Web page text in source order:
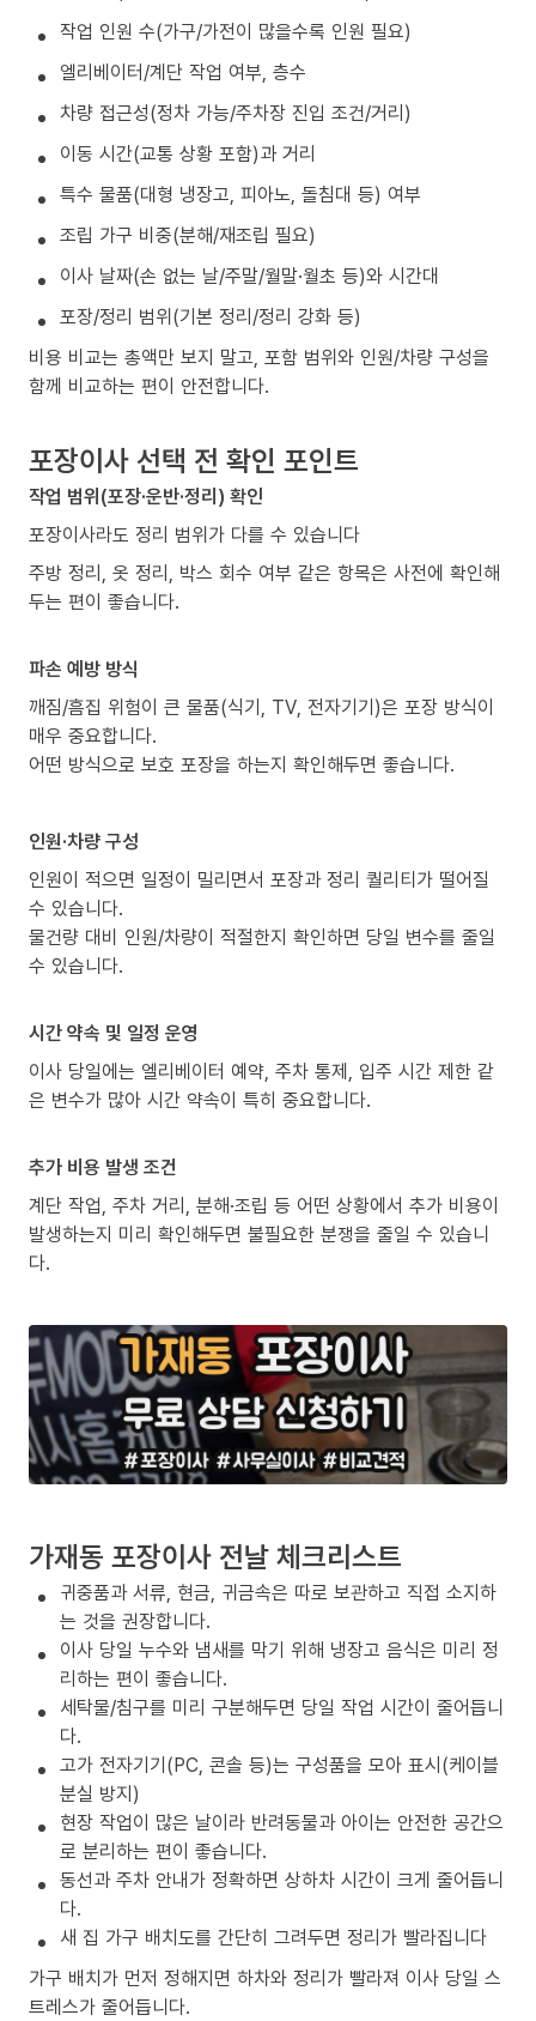
작업 인원 수(가구/가전이 많을수록 인원 필요)
엘리베이터/계단 작업 여부, 층수
차량 접근성(정차 가능/주차장 진입 조건/거리)
이동 시간(교통 상황 포함)과 거리
특수 물품(대형 냉장고, 피아노, 돌침대 등) 여부
조립 가구 비중(분해/재조립 필요)
이사 날짜(손 없는 날/주말/월말·월초 등)와 시간대
포장/정리 범위(기본 정리/정리 강화 등)
비용 비교는 총액만 보지 말고, 포함 범위와 인원/차량 구성을
함께 비교하는 편이 안전합니다.
포장이사 선택 전 확인 포인트
작업 범위(포장·운반·정리) 확인
포장이사라도 정리 범위가 다를 수 있습니다
주방 정리, 옷 정리, 박스 회수 여부 같은 항목은 사전에 확인해
두는 편이 좋습니다.
파손 예방 방식
깨짐/흠집 위험이 큰 물품(식기, TV, 전자기기)은 포장 방식이
매우 중요합니다.
어떤 방식으로 보호 포장을 하는지 확인해두면 좋습니다.
인원·차량 구성
인원이 적으면 일정이 밀리면서 포장과 정리 퀄리티가 떨어질
수 있습니다.
물건량 대비 인원/차량이 적절한지 확인하면 당일 변수를 줄일
수 있습니다.
시간 약속 및 일정 운영
이사 당일에는 엘리베이터 예약, 주차 통제, 입주 시간 제한 같
은 변수가 많아 시간 약속이 특히 중요합니다.
추가 비용 발생 조건
계단 작업, 주차 거리, 분해·조립 등 어떤 상황에서 추가 비용이
발생하는지 미리 확인해두면 불필요한 분쟁을 줄일 수 있습니
다.
가재동 포장이사 전날 체크리스트
귀중품과 서류, 현금, 귀금속은 따로 보관하고 직접 소지하
는 것을 권장합니다.
이사 당일 누수와 냄새를 막기 위해 냉장고 음식은 미리 정
리하는 편이 좋습니다.
세탁물/침구를 미리 구분해두면 당일 작업 시간이 줄어듭니
다.
고가 전자기기(PC, 콘솔 등)는 구성품을 모아 표시(케이블
분실 방지)
현장 작업이 많은 날이라 반려동물과 아이는 안전한 공간으
로 분리하는 편이 좋습니다.
동선과 주차 안내가 정확하면 상하차 시간이 크게 줄어듭니
다.
새 집 가구 배치도를 간단히 그려두면 정리가 빨라집니다
가구 배치가 먼저 정해지면 하차와 정리가 빨라져 이사 당일 스
트레스가 줄어듭니다.